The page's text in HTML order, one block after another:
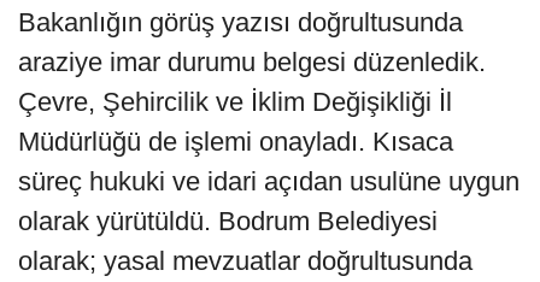
Bakanlığın görüş yazısı doğrultusunda
araziye imar durumu belgesi düzenledik.
Çevre, Şehircilik ve İklim Değişikliği İl
Müdürlüğü de işlemi onayladı. Kısaca
süreç hukuki ve idari açıdan usulüne uygun
olarak yürütüldü. Bodrum Belediyesi
olarak; yasal mevzuatlar doğrultusunda